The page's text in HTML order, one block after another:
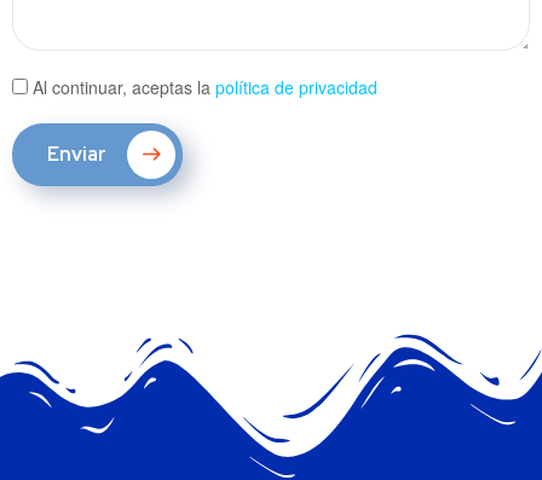
Al continuar, aceptas la política de privacidad
Enviar